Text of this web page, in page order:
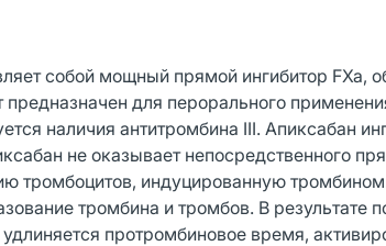
собой мощный прямой ингибитор FXa,
для перорального
наличия антитромбина III. Апиксабан
не оказывает непосредственного
тромбоцитов, индуцированную
тромбина и тромбов. В результате
протромбиновое время,